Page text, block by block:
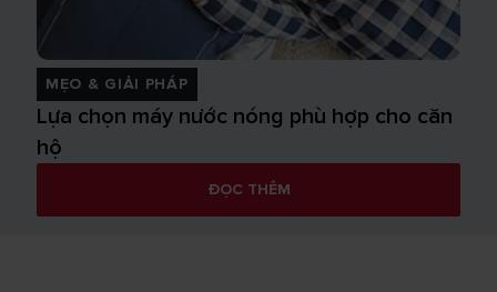
MẸO & GIẢI PHÁP
Lựa chọn máy nước nóng phù hợp cho căn
hộ
ĐỌC THÊM